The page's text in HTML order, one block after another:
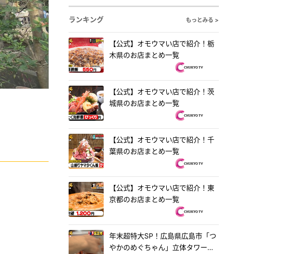
ランキング
もっとみる >
【公式】オモウマい店で紹介！栃
木県のお店まとめ一覧
【公式】オモウマい店で紹介！茨
城県のお店まとめ一覧
【公式】オモウマい店で紹介！千
葉県のお店まとめ一覧
【公式】オモウマい店で紹介！東
京都のお店まとめ一覧
年末超特大SP！広島県広島市「つ
やかのめぐちゃん」立体タワーお